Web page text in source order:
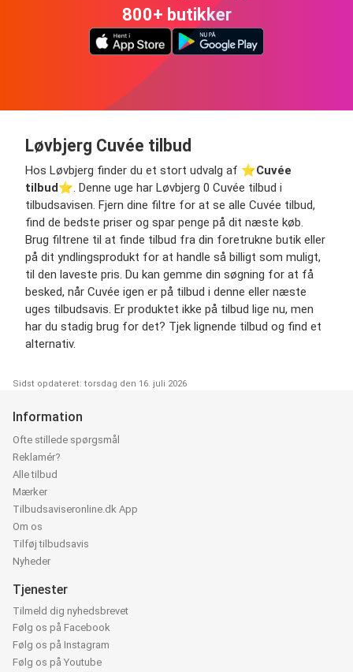
800+ butikker
Løvbjerg Cuvée tilbud
Hos Løvbjerg finder du et stort udvalg af ⭐️Cuvée
tilbud⭐️. Denne uge har Løvbjerg 0 Cuvée tilbud i
tilbudsavisen. Fjern dine filtre for at se alle Cuvée tilbud,
find de bedste priser og spar penge på dit næste køb.
Brug filtrene til at finde tilbud fra din foretrukne butik eller
på dit yndlingsprodukt for at handle så billigt som muligt,
til den laveste pris. Du kan gemme din søgning for at få
besked, når Cuvée igen er på tilbud i denne eller næste
uges tilbudsavis. Er produktet ikke på tilbud lige nu, men
har du stadig brug for det? Tjek lignende tilbud og find et
alternativ.
Sidst opdateret: torsdag den 16. juli 2026
Information
Ofte stillede spørgsmål
Reklamér?
Alle tilbud
Mærker
Tilbudsaviseronline.dk App
Om os
Tilføj tilbudsavis
Nyheder
Tjenester
Tilmeld dig nyhedsbrevet
Følg os på Facebook
Følg os på Instagram
Følg os på Youtube